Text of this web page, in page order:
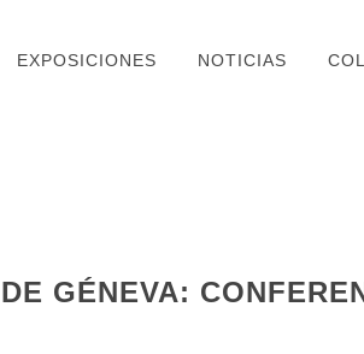
EXPOSICIONES NOTICIAS
GÉNEVA: